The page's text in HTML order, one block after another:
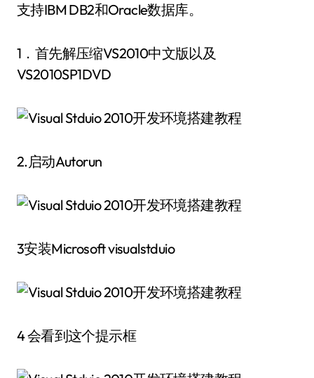
支持IBM DB2和Oracle数据库。
1．首先解压缩VS2010中文版以及
VS2010SP1DVD
2.启动Autorun
3安装Microsoft visualstduio
4 会看到这个提示框